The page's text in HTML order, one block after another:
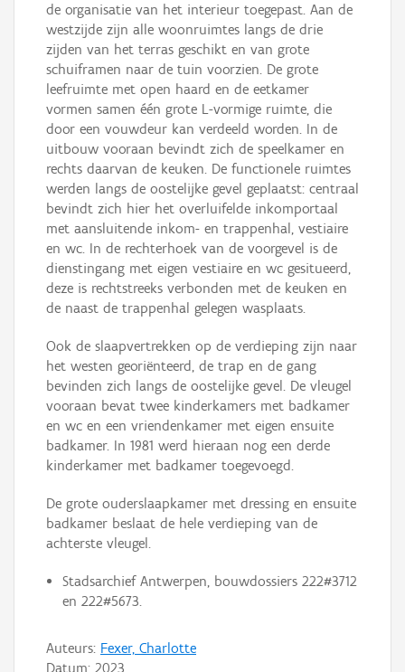
de organisatie van het interieur toegepast. Aan de
westzijde zijn alle woonruimtes langs de drie
zijden van het terras geschikt en van grote
schuiframen naar de tuin voorzien. De grote
leefruimte met open haard en de eetkamer
vormen samen één grote L-vormige ruimte, die
door een vouwdeur kan verdeeld worden. In de
uitbouw vooraan bevindt zich de speelkamer en
rechts daarvan de keuken. De functionele ruimtes
werden langs de oostelijke gevel geplaatst: centraal
bevindt zich hier het overluifelde inkomportaal
met aansluitende inkom- en trappenhal, vestiaire
en wc. In de rechterhoek van de voorgevel is de
dienstingang met eigen vestiaire en wc gesitueerd,
deze is rechtstreeks verbonden met de keuken en
de naast de trappenhal gelegen wasplaats.
Ook de slaapvertrekken op de verdieping zijn naar
het westen georiënteerd, de trap en de gang
bevinden zich langs de oostelijke gevel. De vleugel
vooraan bevat twee kinderkamers met badkamer
en wc en een vriendenkamer met eigen ensuite
badkamer. In 1981 werd hieraan nog een derde
kinderkamer met badkamer toegevoegd.
De grote ouderslaapkamer met dressing en ensuite
badkamer beslaat de hele verdieping van de
achterste vleugel.
Stadsarchief Antwerpen, bouwdossiers 222#3712
en 222#5673.
Auteurs: Fexer, Charlotte
Datum: 2023